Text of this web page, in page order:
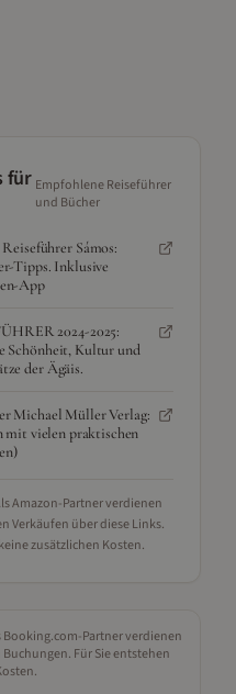
für Empfohlene Reiseführer
und Bücher
Sámos:
Tipps. Inklusive
App
2024-2025:
Schönheit, Kultur und
der Ägäis.
Michael Müller Verlag:
mit vielen praktischen
Amazon-Partner verdienen
Verkäufen über diese Links.
zusätzlichen Kosten.
Booking.com-Partner verdienen
Für Sie entstehen